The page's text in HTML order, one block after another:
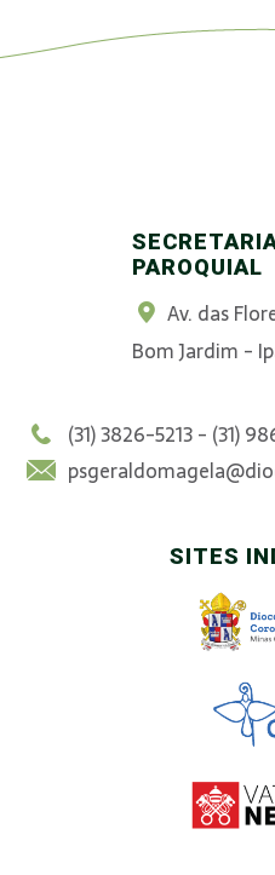
PAROQUIAL
Av. das
Bom Jardim -
(31) 3826-5213 - (31)
SITES